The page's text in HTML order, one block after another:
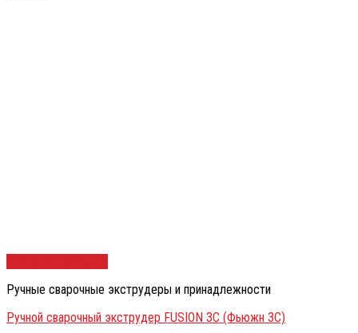
Ручные сварочные экструдеры и принадлежности
Ручной сварочный экструдер FUSION 3C (Фьюжн 3С)